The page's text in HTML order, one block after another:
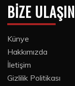
BIZE ULAŞIN
Künye
Hakkımızda
İletişim
Gizlilik Politikası